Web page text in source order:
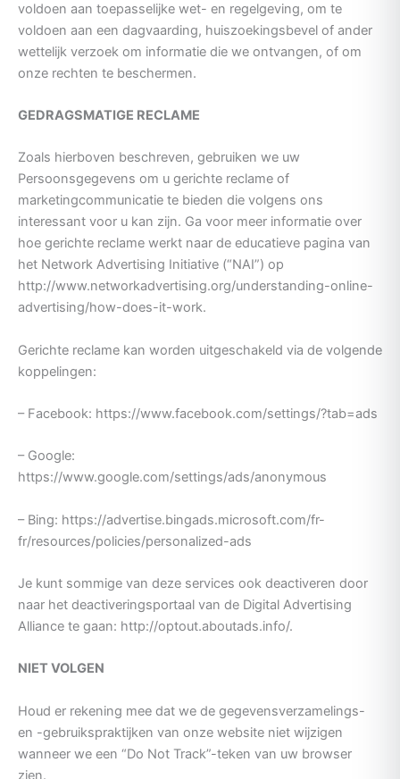
voldoen aan toepasselijke wet- en regelgeving, om te
voldoen aan een dagvaarding, huiszoekingsbevel of ander
wettelijk verzoek om informatie die we ontvangen, of om
onze rechten te beschermen.
GEDRAGSMATIGE RECLAME
Zoals hierboven beschreven, gebruiken we uw
Persoonsgegevens om u gerichte reclame of
marketingcommunicatie te bieden die volgens ons
interessant voor u kan zijn. Ga voor meer informatie over
hoe gerichte reclame werkt naar de educatieve pagina van
het Network Advertising Initiative (“NAI”) op
http://www.networkadvertising.org/understanding-online-
advertising/how-does-it-work.
Gerichte reclame kan worden uitgeschakeld via de volgende
koppelingen:
– Facebook: https://www.facebook.com/settings/?tab=ads
– Google:
https://www.google.com/settings/ads/anonymous
– Bing: https://advertise.bingads.microsoft.com/fr-
fr/resources/policies/personalized-ads
Je kunt sommige van deze services ook deactiveren door
naar het deactiveringsportaal van de Digital Advertising
Alliance te gaan: http://optout.aboutads.info/.
NIET VOLGEN
Houd er rekening mee dat we de gegevensverzamelings-
en -gebruikspraktijken van onze website niet wijzigen
wanneer we een “Do Not Track”-teken van uw browser
zien.